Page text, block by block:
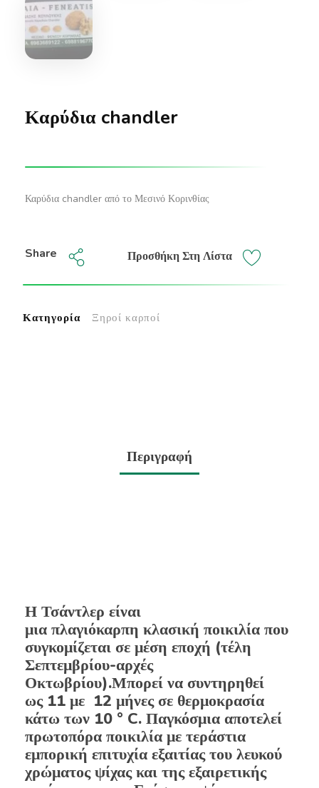
Καρύδια chandler
Καρύδια chandler από το Μεσινό Κορινθίας
Προσθήκη Στη Λίστα
Share
Κατηγορία Ξηροί καρποί
Περιγραφή
Η Τσάντλερ είναι
μια πλαγιόκαρπη κλασική ποικιλία που
συγκομίζεται σε μέση εποχή (τέλη
Σεπτεμβρίου-αρχές
Οκτωβρίου).Μπορεί να συντηρηθεί
ως 11 με 12 μήνες σε θερμοκρασία
κάτω των 10 ° C. Παγκόσμια αποτελεί
πρωτοπόρα ποικιλία με τεράστια
εμπορική επιτυχία εξαιτίας του λευκού
χρώματος ψίχας και της εξαιρετικής